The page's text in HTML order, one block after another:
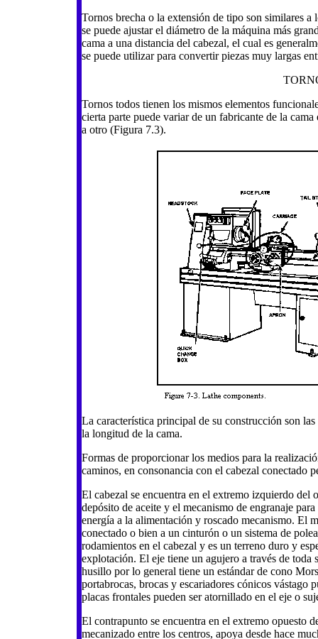
Tornos brecha o la extensión de tipo son similares
se puede ajustar el diámetro de la máquina más
cama a una distancia del cabezal, el cual es
se puede utilizar para convertir piezas muy largas
Tornos todos tienen los mismos elementos
cierta parte puede variar de un fabricante de la
a otro (Figura 7.3).
La característica principal de su construcción son
la longitud de la cama.
Formas de proporcionar los medios para la
caminos, en consonancia con el cabezal conectado
El cabezal se encuentra en el extremo izquierdo
depósito de aceite y el mecanismo de engranaje
energía a la alimentación y roscado mecanismo. El
conectado o bien a un cinturón o un sistema de
rodamientos en el cabezal y es un terreno duro y
explotación. El eje tiene un agujero a través de
husillo por lo general tiene un estándar de cono
portabrocas, brocas y escariadores cónicos vástago
placas frontales pueden ser atornillado en el eje o
El contrapunto se encuentra en el extremo opuesto
mecanizado entre los centros, apoya desde hace